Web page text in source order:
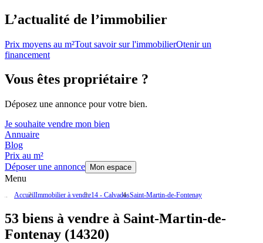
L’actualité de l’immobilier
Prix moyens au m²Tout savoir sur l'immobilierOtenir un
financement
Vous êtes propriétaire ?
Déposez une annonce pour votre bien.
Je souhaite vendre mon bien
Annuaire
Blog
Prix au m²
Déposer une annonce
Mon espace
Menu
AccueilImmobilier à vendre14 - CalvadosSaint-Martin-de-Fontenay
53 biens à vendre à Saint-Martin-de-
Fontenay (14320)